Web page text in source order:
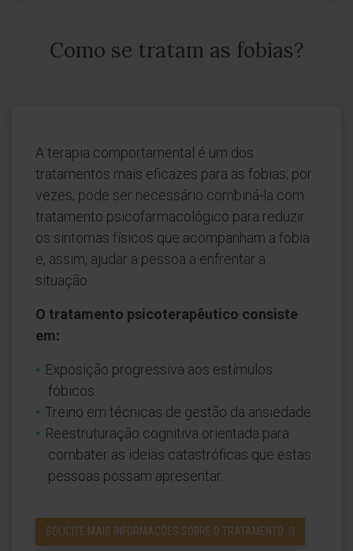
Como se tratam as fobias?
A terapia comportamental é um dos
tratamentos mais eficazes para as fobias; por
vezes, pode ser necessário combiná-la com
tratamento psicofarmacológico para reduzir
os sintomas físicos que acompanham a fobia
e, assim, ajudar a pessoa a enfrentar a
situação.
O tratamento psicoterapêutico consiste
em:
Exposição progressiva aos estímulos
fóbicos.
Treino em técnicas de gestão da ansiedade.
Reestruturação cognitiva orientada para
combater as ideias catastróficas que estas
pessoas possam apresentar.
SOLICITE MAIS INFORMAÇÕES SOBRE O TRATAMENTO